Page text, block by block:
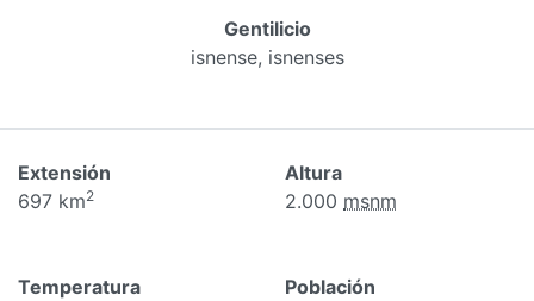
Gentilicio
isnense, isnenses
Extensión
697 km2
Altura
2.000 msnm
Temperatura
Población